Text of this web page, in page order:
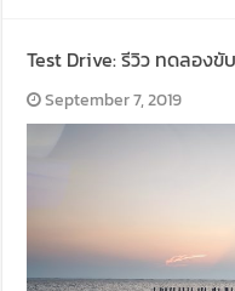
Test Drive: รีวิว ทดลองขั
September 7, 2019